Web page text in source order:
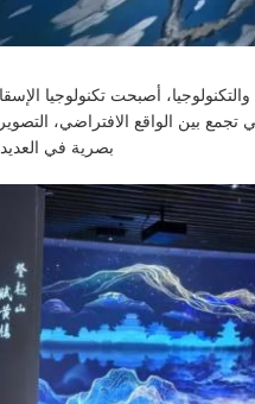
أصبحت تكنولوجيا
تجمع بين الواقع الافتراضي،
بصرية في